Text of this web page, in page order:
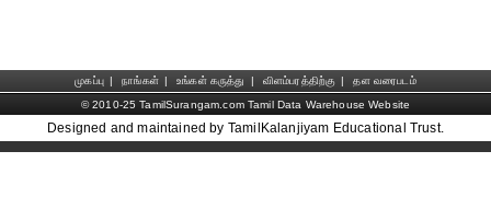
முகப்பு | நாங்கள் | உங்கள் கருத்து | விளம்பரத்திற்கு |
தள வரைபடம்
© 2010-25 TamilSurangam.com Tamil Data Warehouse Website
Designed and maintained by TamilKalanjiyam Educational Trust.